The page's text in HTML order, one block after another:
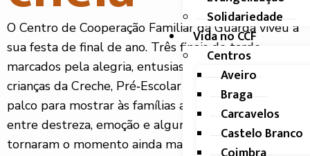
Solidariedade
Vida no CCF
Centros
Aveiro
Braga
Carcavelos
Castelo Branco
O Centro de Cooperação Familiar da Guarda viveu a
sua festa de final de ano. Três finais de tarde
marcados pela alegria, entusiasmo e casa cheia. As
crianças da Creche, Pré‑Escolar e CATL subiram ao
palco para mostrar às famílias as suas habilidades,
entre destreza, emoção e algumas surpresas que
tornaram o momento ainda mais especial.